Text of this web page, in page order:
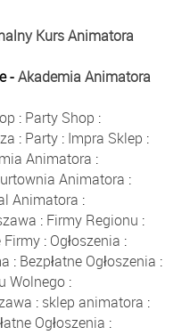
Kurs Animatora
-Akademia Animatora
: Party Shop :
: Party : Impra Sklep :
Animatora :
Animatora :
Animatora :
: Firmy Regionu :
Firmy: Ogłoszenia :
: Bezpłatne Ogłoszenia :
Wolnego:
: sklep animatora :
Ogłoszenia :